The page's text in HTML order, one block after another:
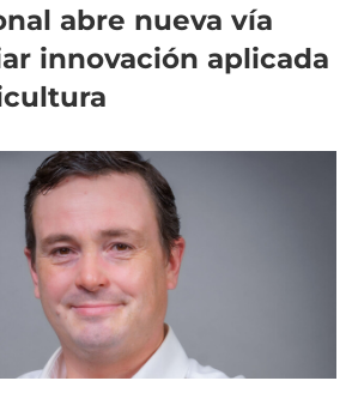
abre nueva vía
innovación aplicada